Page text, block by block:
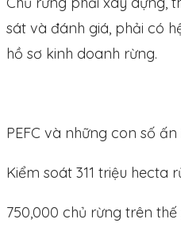
sát và đánh giá, phải có
hồ sơ kinh doanh rừng.
PEFC và những con số
Kiểm soát 311 triệu hecta
750,000 chủ rừng trên